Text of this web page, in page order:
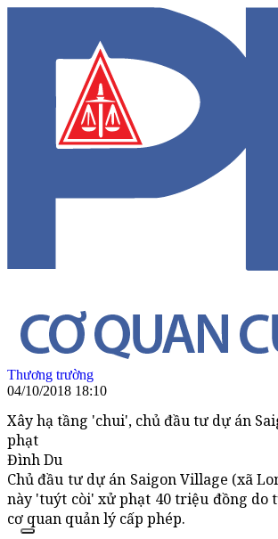
Thương trường
04/10/2018 18:10
Xây hạ tầng 'chui', chủ đầu tư dự án
phạt
Đình Du
Chủ đầu tư dự án Saigon Village (xã
này 'tuýt còi' xử phạt 40 triệu đồng do
cơ quan quản lý cấp phép.